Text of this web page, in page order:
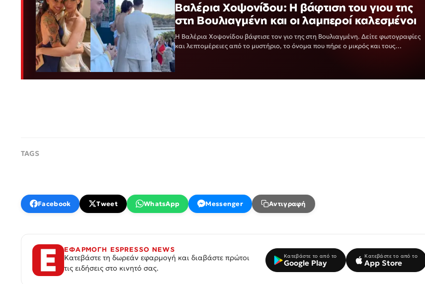
Βαλέρια Χοψονίδου: Η βάφτιση του γιου της
στη Βουλιαγμένη και οι λαμπεροί καλεσμένοι
Η Βαλέρια Χοψονίδου βάφτισε τον γιο της στη Βουλιαγμένη. Δείτε φωτογραφίες
και λεπτομέρειες από το μυστήριο, το όνομα που πήρε ο μικρός και τους…
Facebook Tweet WhatsApp Messenger Αντιγραφή
ΕΦΑΡΜΟΓΗ ESPRESSO NEWS
Κατεβάστε τη δωρεάν εφαρμογή και διαβάστε πρώτοι
τις ειδήσεις στο κινητό σας.
Κατεβάστε το από το
Google Play
Κατεβάστε το από το
App Store